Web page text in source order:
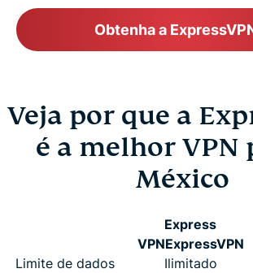
Obtenha a
Veja por que a
é a melhor VPN
México
Express
VPNExpressVPN
Limite de dados
Ilimitado